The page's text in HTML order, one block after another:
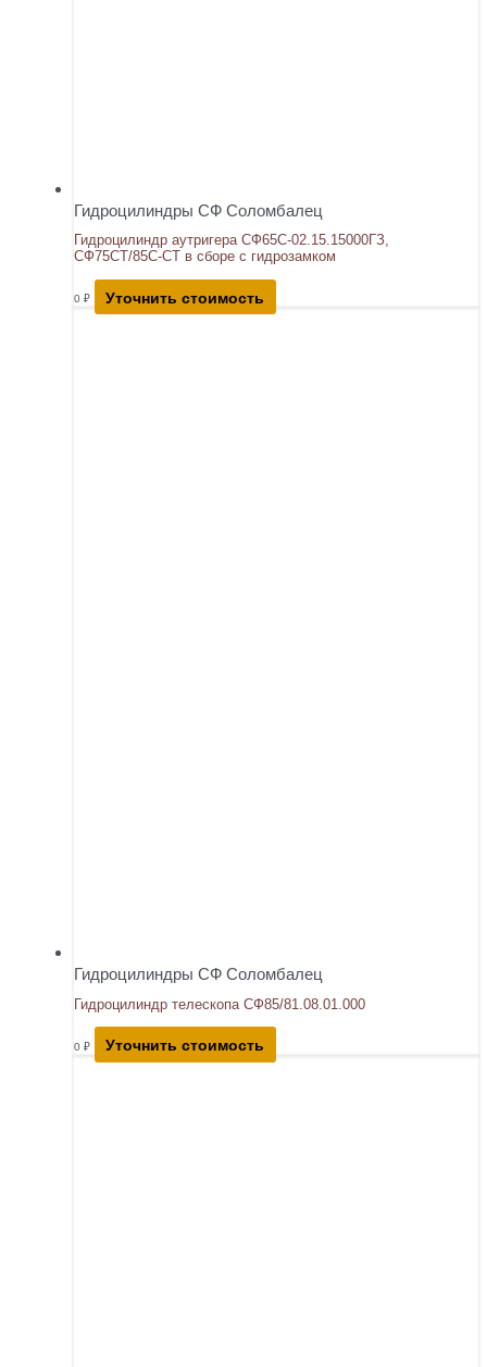
Гидроцилиндры СФ Соломбалец
Гидроцилиндр аутригера СФ65С-02.15.15000ГЗ,
СФ75СТ/85С-СТ в сборе с гидрозамком
0 ₽ Уточнить стоимость
Гидроцилиндры СФ Соломбалец
Гидроцилиндр телескопа СФ85/81.08.01.000
0 ₽ Уточнить стоимость